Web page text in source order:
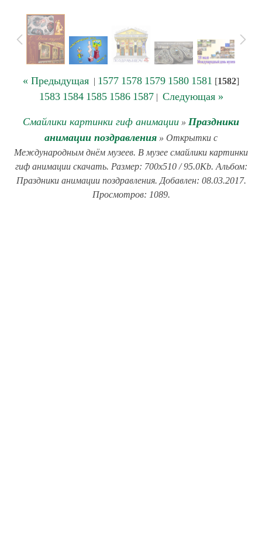
« Предыдущая | 1577 1578 1579 1580 1581 [1582]
1583 1584 1585 1586 1587| Следующая »
Смайлики картинки гиф анимации » Праздники
анимации поздравления » Открытки с
Международным днём музеев. В музее смайлики картинки
гиф анимации скачать. Размер: 700x510 / 95.0Kb. Альбом:
Праздники анимации поздравления. Добавлен: 08.03.2017.
Просмотров: 1089.